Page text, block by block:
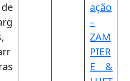
ação
–
ZAM
PIER
E &